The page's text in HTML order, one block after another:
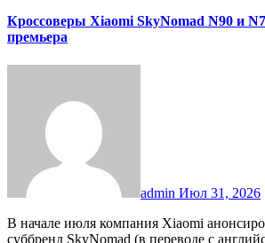
Кроссоверы Xiaomi SkyNomad N90 и
премьера
admin Июл 31, 2026
В начале июля компания Xiaomi анонсировала новый
суббренд SkyNomad (в переводе с